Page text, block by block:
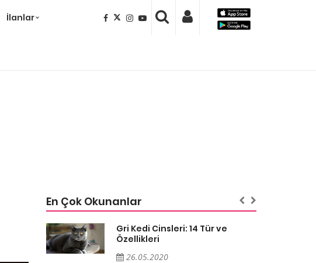
İlanlar
En Çok Okunanlar
Gri Kedi Cinsleri: 14 Tür ve
Özellikleri
26.05.2020